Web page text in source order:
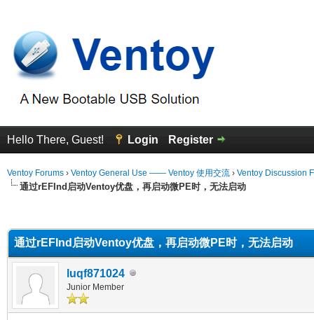
Hello There, Guest! Login Register
Ventoy Forums › Ventoy General Use —— Ventoy 使用交流 › Ventoy Discussion
通过rEFInd启动Ventoy优盘，再启动微PE时，无法启动
通过rEFInd启动Ventoy优盘，再启动微PE时，无法启动
luqf871024
Junior Member